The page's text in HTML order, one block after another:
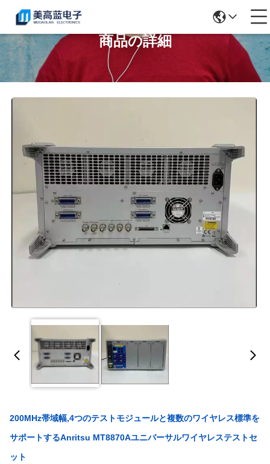
商品の詳細
200MHz帯域幅,4つのテストモジュールと複数のワイヤレス標準を
サポートするAnritsu MT8870Aユニバーサルワイヤレステストセ
ット